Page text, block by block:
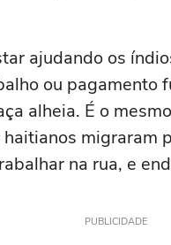
ajudando os
ou pagamento
alheia. É o
migraram
na rua, e
PUBLICIDADE